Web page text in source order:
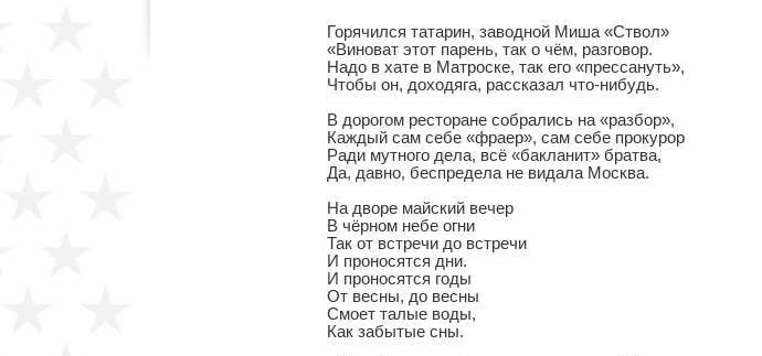
Горячился татарин, заводной Миша «Ствол»
«Виноват этот парень, так о чём, разговор.
Надо в хате в Матроске, так его «прессануть»,
Чтобы он, доходяга, рассказал что-нибудь.
В дорогом ресторане собрались на «разбор»,
Каждый сам себе «фраер», сам себе прокурор
Ради мутного дела, всё «бакланит» братва,
Да, давно, беспредела не видала Москва.
На дворе майский вечер
В чёрном небе огни
Так от встречи до встречи
И проносятся дни.
И проносятся годы
От весны, до весны
Смоет талые воды,
Как забытые сны.